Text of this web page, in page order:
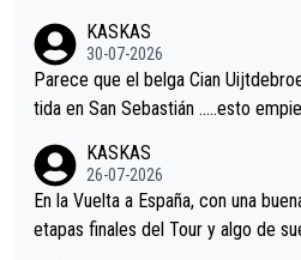
s.La única buena noticia es la
astian.Si en la Vuelta a Burgos
er alguna sorpresa en la
KASKAS
30-07-2026
Parece que el belga Cian
tida en San Sebastián …..esto
KASKAS
26-07-2026
En la Vuelta a España, con una
etapas finales del Tour y algo de